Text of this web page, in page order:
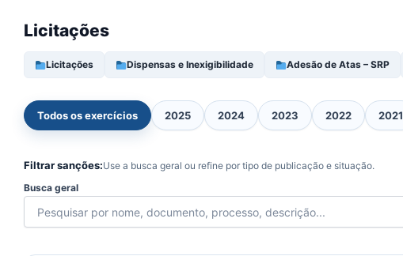
Licitações
Licitações Dispensas e Inexigibilidade Adesão de Atas – SRP
Todos os exercícios 2025 2024 2023 2022 2021
Filtrar sanções:Use a busca geral ou refine por tipo de publicação e situação.
Busca geral